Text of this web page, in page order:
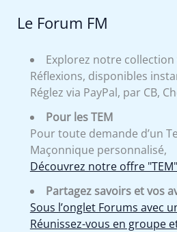
Le Forum FM
Explorez notre collection
Réflexions, disponibles
Réglez via PayPal, par CB,
Pour les TEM
Pour toute demande d’un
Maçonnique personnalisé,
Découvrez notre offre "TEM"
Partagez savoirs et vos
Sous l’onglet Forums avec
Réunissez-vous en groupe